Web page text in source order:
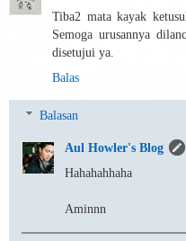
Tiba2 mata kayak
Semoga urusannya
disetujui ya.
Balas
Balasan
Aul Howler's Blog
Hahahahhaha
Aminnn